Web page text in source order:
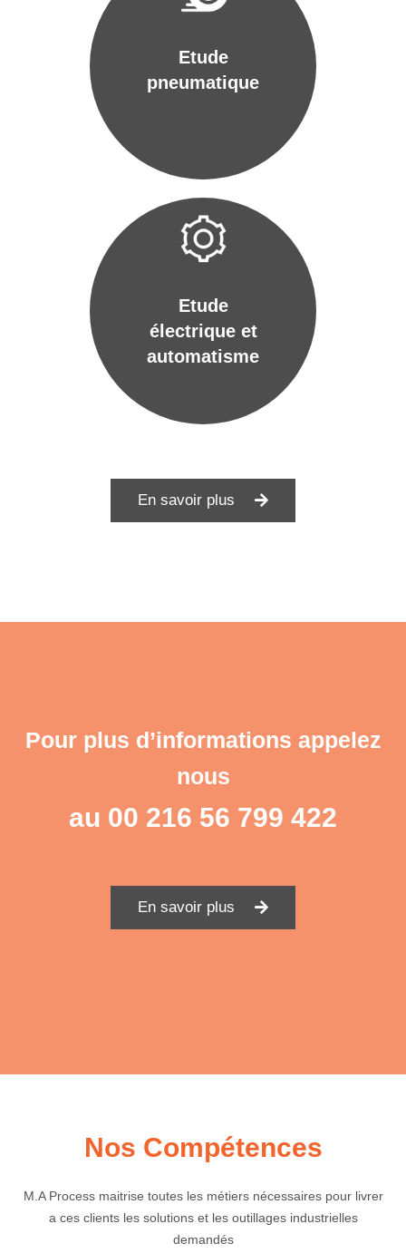
Etude
pneumatique
Etude
électrique et
automatisme
En savoir plus
Pour plus d’informations appelez
nous
au 00 216 56 799 422
En savoir plus
Nos Compétences
M.A Process maitrise toutes les métiers nécessaires pour livrer
a ces clients les solutions et les outillages industrielles
demandés